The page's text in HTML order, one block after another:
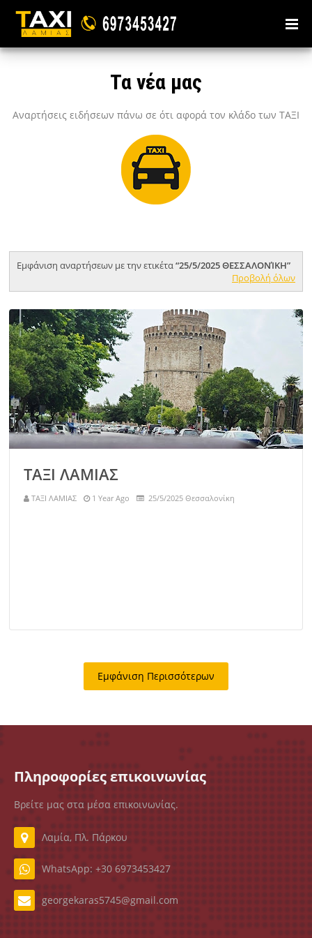
Τα νέα μας
Αναρτήσεις ειδήσεων πάνω σε ότι αφορά τον κλάδο των ΤΑΞΙ
Εμφάνιση αναρτήσεων με την ετικέτα 25/5/2025 ΘΕΣΣΑΛΟΝΊΚΗ
Προβολή όλων
ΤΑΞΙ ΛΑΜΙΑΣ
ΤΑΞΙ ΛΑΜΙΑΣ 1 Year Ago 25/5/2025 Θεσσαλονίκη
Εμφάνιση Περισσότερων
Πληροφορίες επικοινωνίας
Βρείτε μας στα μέσα επικοινωνίας.
Λαμία, Πλ. Πάρκου
WhatsApp: +30 6973453427
georgekaras5745@gmail.com